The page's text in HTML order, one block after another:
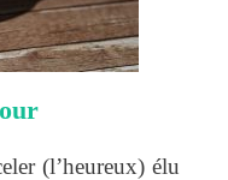
(l’heureux) élu